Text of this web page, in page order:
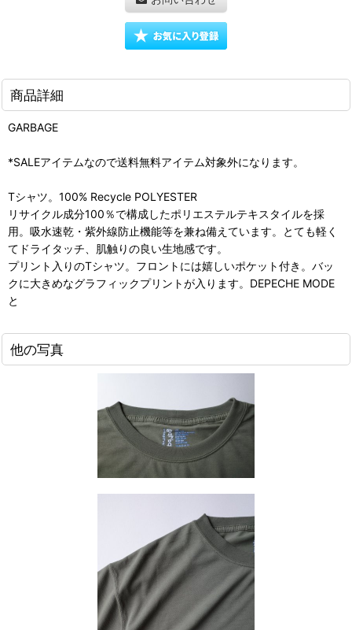
商品詳細
GARBAGE
*SALEアイテムなので送料無料アイテム対象外になります。
Tシャツ。100% Recycle POLYESTER
リサイクル成分100％で構成したポリエステルテキスタイルを採
用。吸水速乾・紫外線防止機能等を兼ね備えています。とても軽く
てドライタッチ、肌触りの良い生地感です。
プリント入りのTシャツ。フロントには嬉しいポケット付き。バッ
クに大きめなグラフィックプリントが入ります。DEPECHE MODE
と
他の写真